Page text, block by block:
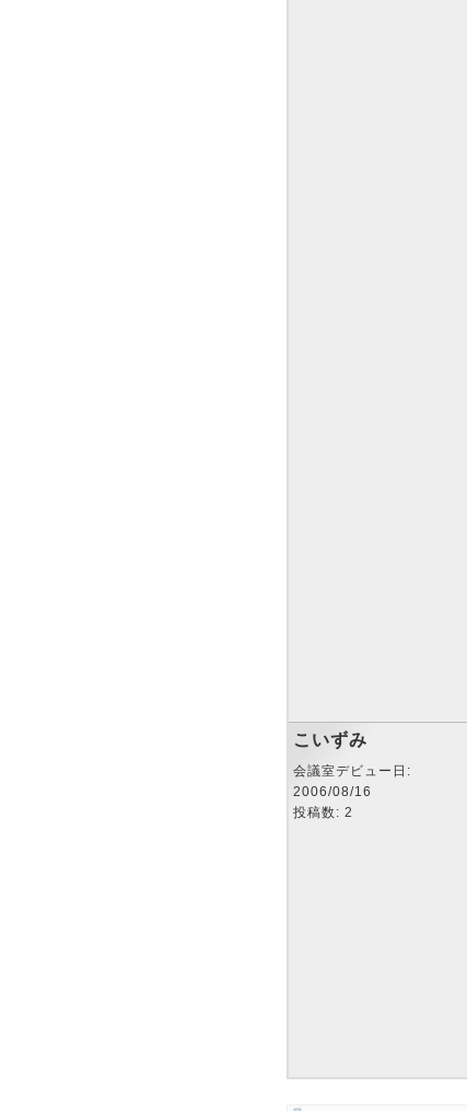
こいずみ
会議室デビュー日:
2006/08/16
投稿数: 2